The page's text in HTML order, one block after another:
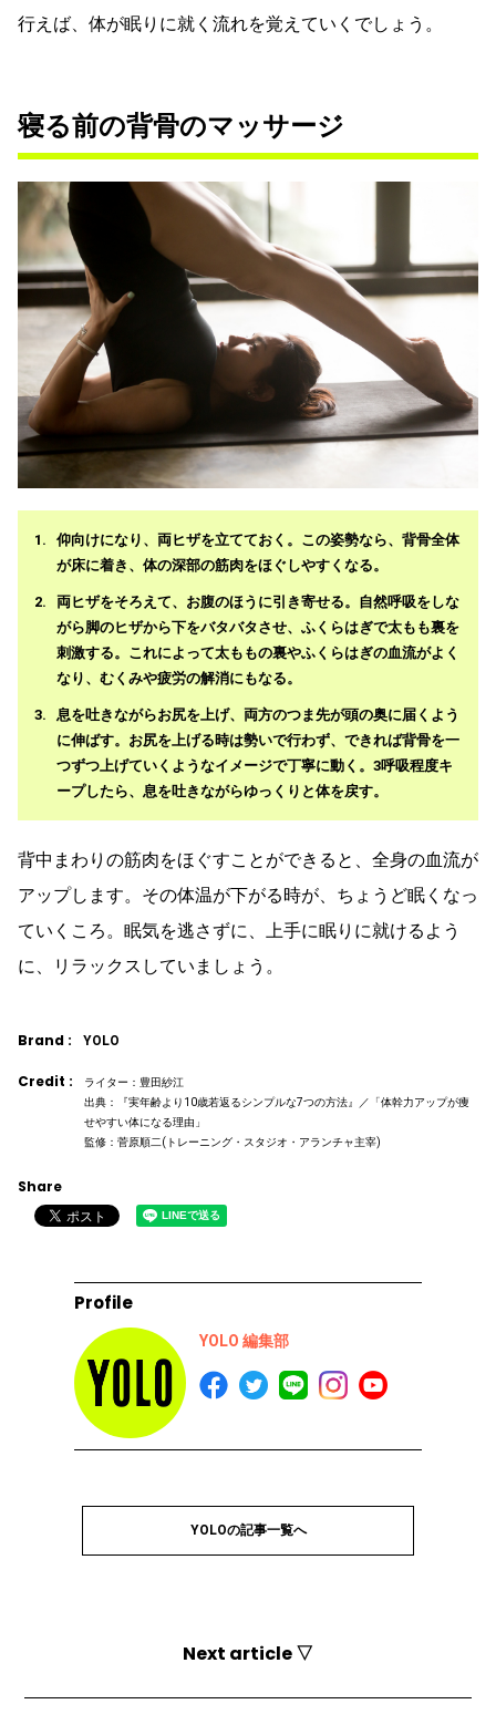
行えば、体が眠りに就く流れを覚えていくでしょう。
寝る前の背骨のマッサージ
仰向けになり、両ヒザを立てておく。この姿勢なら、背骨全体
が床に着き、体の深部の筋肉をほぐしやすくなる。
両ヒザをそろえて、お腹のほうに引き寄せる。自然呼吸をしな
がら脚のヒザから下をバタバタさせ、ふくらはぎで太もも裏を
刺激する。これによって太ももの裏やふくらはぎの血流がよく
なり、むくみや疲労の解消にもなる。
息を吐きながらお尻を上げ、両方のつま先が頭の奥に届くよう
に伸ばす。お尻を上げる時は勢いで行わず、できれば背骨を一
つずつ上げていくようなイメージで丁寧に動く。3呼吸程度キ
ープしたら、息を吐きながらゆっくりと体を戻す。
背中まわりの筋肉をほぐすことができると、全身の血流が
アップします。その体温が下がる時が、ちょうど眠くなっ
ていくころ。眠気を逃さずに、上手に眠りに就けるよう
に、リラックスしていましょう。
Brand : YOLO
Credit :
ライター：豊田紗江
出典：『実年齢より10歳若返るシンプルな7つの方法』／「体幹力アップが痩
せやすい体になる理由」
監修：菅原順二(トレーニング・スタジオ・アランチャ主宰)
Share
Profile
YOLO 編集部
YOLOの記事一覧へ
Next article ▽